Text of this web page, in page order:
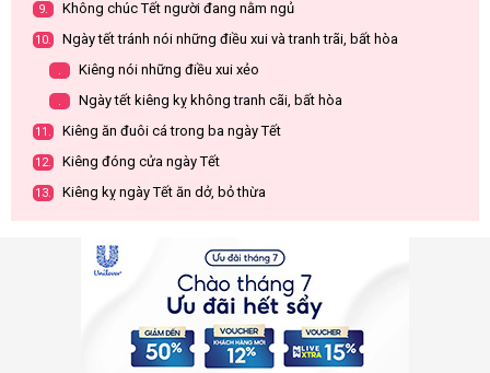
9. Không chúc Tết người đang nằm ngủ
10. Ngày tết tránh nói những điều xui và tranh trãi, bất hòa
. Kiêng nói những điều xui xẻo
. Ngày tết kiêng kỵ không tranh cãi, bất hòa
11. Kiêng ăn đuôi cá trong ba ngày Tết
12. Kiêng đóng cửa ngày Tết
13. Kiêng kỵ ngày Tết ăn dở, bỏ thừa